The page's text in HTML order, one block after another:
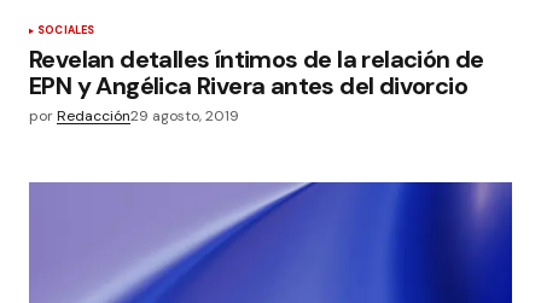
SOCIALES
Revelan detalles íntimos de la relación de
EPN y Angélica Rivera antes del divorcio
porRedacción29 agosto, 2019